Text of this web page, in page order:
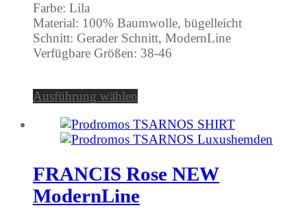
Farbe: Lila
Material: 100% Baumwolle, bügelleicht
Schnitt: Gerader Schnitt, ModernLine
Verfügbare Größen: 38-46
Ausführung wählen
FRANCIS Rose NEW
ModernLine